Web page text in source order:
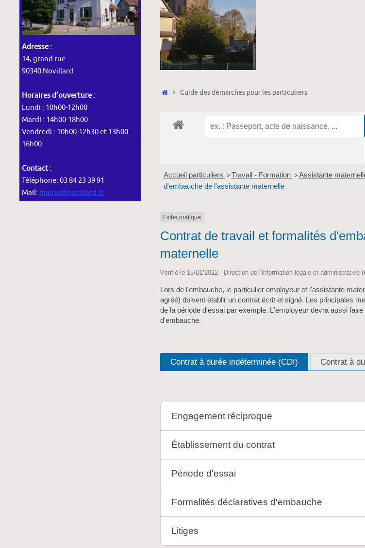
Accueil
Guide des démarches pour les particuliers
Accueil particuliers > Travail - Formation > Assistante
d'embauche de l'assistante maternelle
Fiche pratique
Contrat de travail et formalités
maternelle
Vérifié le 15/01/2022 - Direction de l'information légale et administrative
Lors de l'embauche, le particulier employeur et l'assistante
agréé) doivent établir un contrat écrit et signé. Les principales
de la période d'essai par exemple. L'employeur devra aussi
d'embauche.
Contrat à durée indéterminée (CDI) Contrat à
Engagement réciproque
Établissement du contrat
Période d'essai
Formalités déclaratives d'embauche
Litiges
Adresse :
14, grand rue
90340 Novillard
Horaires d’ouverture :
Lundi : 10h00-12h00
Mardi : 14h00-18h00
Vendredi : 10h00-12h30 et 13h00-
16h00
Contact :
Téléphone: 03 84 23 39 91
Mail: mairie@novillard.fr